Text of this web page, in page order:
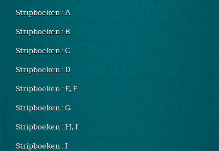
Stripboeken : A
Stripboeken : B
Stripboeken : C
Stripboeken : D
Stripboeken : E, F
Stripboeken : G
Stripboeken : H, I
Stripboeken : J